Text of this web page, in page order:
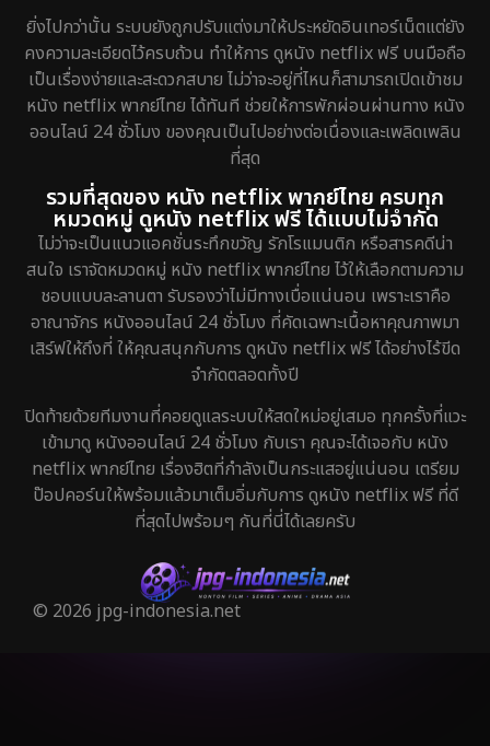
ยิ่งไปกว่านั้น ระบบยังถูกปรับแต่งมาให้ประหยัดอินเทอร์เน็ตแต่ยัง
คงความละเอียดไว้ครบถ้วน ทำให้การ ดูหนัง netflix ฟรี บนมือถือ
เป็นเรื่องง่ายและสะดวกสบาย ไม่ว่าจะอยู่ที่ไหนก็สามารถเปิดเข้าชม
หนัง netflix พากย์ไทย ได้ทันที ช่วยให้การพักผ่อนผ่านทาง หนัง
ออนไลน์ 24 ชั่วโมง ของคุณเป็นไปอย่างต่อเนื่องและเพลิดเพลิน
ที่สุด
รวมที่สุดของ หนัง netflix พากย์ไทย ครบทุก
หมวดหมู่ ดูหนัง netflix ฟรี ได้แบบไม่จำกัด
ไม่ว่าจะเป็นแนวแอคชั่นระทึกขวัญ รักโรแมนติก หรือสารคดีน่า
สนใจ เราจัดหมวดหมู่ หนัง netflix พากย์ไทย ไว้ให้เลือกตามความ
ชอบแบบละลานตา รับรองว่าไม่มีทางเบื่อแน่นอน เพราะเราคือ
อาณาจักร หนังออนไลน์ 24 ชั่วโมง ที่คัดเฉพาะเนื้อหาคุณภาพมา
เสิร์ฟให้ถึงที่ ให้คุณสนุกกับการ ดูหนัง netflix ฟรี ได้อย่างไร้ขีด
จำกัดตลอดทั้งปี
ปิดท้ายด้วยทีมงานที่คอยดูแลระบบให้สดใหม่อยู่เสมอ ทุกครั้งที่แวะ
เข้ามาดู หนังออนไลน์ 24 ชั่วโมง กับเรา คุณจะได้เจอกับ หนัง
netflix พากย์ไทย เรื่องฮิตที่กำลังเป็นกระแสอยู่แน่นอน เตรียม
ป๊อปคอร์นให้พร้อมแล้วมาเต็มอิ่มกับการ ดูหนัง netflix ฟรี ที่ดี
ที่สุดไปพร้อมๆ กันที่นี่ได้เลยครับ
© 2026 jpg-indonesia.net